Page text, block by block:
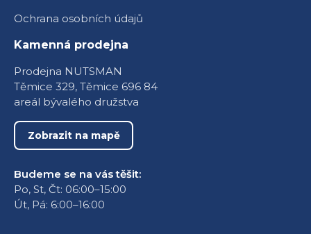
Ochrana osobních údajů
Kamenná prodejna
Prodejna NUTSMAN
Těmice 329, Těmice 696 84
areál bývalého družstva
Zobrazit na mapě
Budeme se na vás těšit:
Po, St, Čt: 06:00–15:00
Út, Pá: 6:00–16:00